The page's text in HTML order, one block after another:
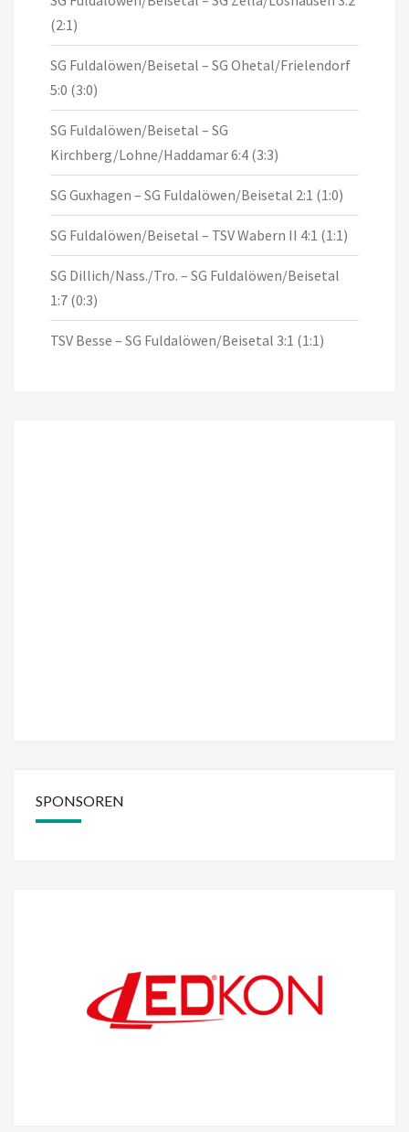
(2:1)
SG Fuldalöwen/Beisetal – SG Ohetal/Frielendorf
5:0 (3:0)
SG Fuldalöwen/Beisetal – SG
Kirchberg/Lohne/Haddamar 6:4 (3:3)
SG Guxhagen – SG Fuldalöwen/Beisetal 2:1 (1:0)
SG Fuldalöwen/Beisetal – TSV Wabern II 4:1 (1:1)
SG Dillich/Nass./Tro. – SG Fuldalöwen/Beisetal
1:7 (0:3)
TSV Besse – SG Fuldalöwen/Beisetal 3:1 (1:1)
SPONSOREN